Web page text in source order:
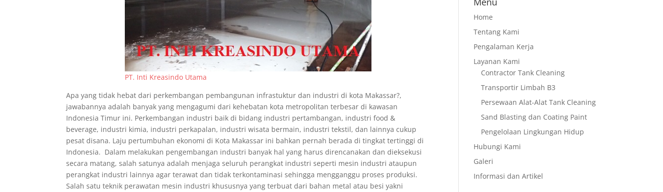
PT. Inti Kreasindo Utama
Apa yang tidak hebat dari perkembangan pembangunan infrastuktur dan industri di kota Makassar?,
jawabannya adalah banyak yang mengagumi dari kehebatan kota metropolitan terbesar di kawasan
Indonesia Timur ini. Perkembangan industri baik di bidang industri pertambangan, industri food &
beverage, industri kimia, industri perkapalan, industri wisata bermain, industri tekstil, dan lainnya cukup
pesat disana. Laju pertumbuhan ekonomi di Kota Makassar ini bahkan pernah berada di tingkat tertinggi di
Indonesia. Dalam melakukan pengembangan industri banyak hal yang harus direncanakan dan dieksekusi
secara matang, salah satunya adalah menjaga seluruh perangkat industri seperti mesin industri ataupun
perangkat industri lainnya agar terawat dan tidak terkontaminasi sehingga mengganggu proses produksi.
Salah satu teknik perawatan mesin industri khususnya yang terbuat dari bahan metal atau besi yakni
Home
Tentang Kami
Pengalaman Kerja
Layanan Kami
Contractor Tank Cleaning
Transportir Limbah B3
Persewaan Alat-Alat Tank Cleaning
Sand Blasting dan Coating Paint
Pengelolaan Lingkungan Hidup
Hubungi Kami
Galeri
Informasi dan Artikel